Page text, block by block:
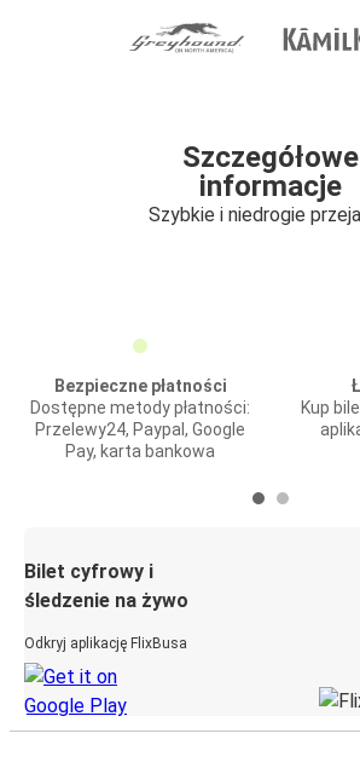
Szczegółowe
informacje
Szybkie i niedrogie
Bezpieczne płatności
Dostępne metody płatności:
Przelewy24, Paypal, Google
Pay, karta bankowa
Kup
Bilet cyfrowy i
śledzenie na żywo
Odkryj aplikację FlixBusa